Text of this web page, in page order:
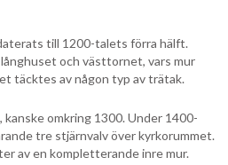
till 1200-talets förra hälft.
och västtornet, vars mur
täcktes av någon typ av trätak.
omkring 1300. Under 1400-
tre stjärnvalv över kyrkorummet.
av en kompletterande inre mur.